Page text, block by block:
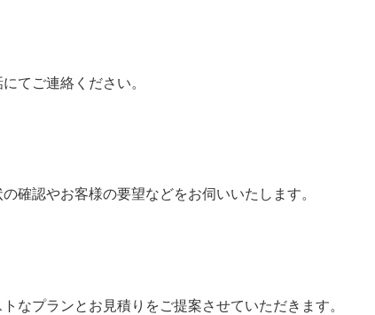
てご連絡ください。
確認やお客様の要望などをお伺いいたします。
なプランとお見積りをご提案させていただきます。